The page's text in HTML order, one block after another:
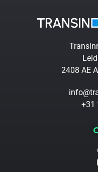
2408 AE
+31